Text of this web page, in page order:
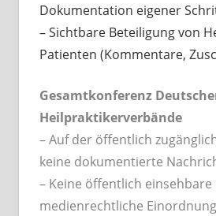
Dokumentation eigener
– Sichtbare Beteiligung von
Patienten (Kommentare,
Gesamtkonferenz
Heilpraktikerverbände
– Auf der öffentlich
keine dokumentierte
– Keine öffentlich
medienrechtliche Einordnung